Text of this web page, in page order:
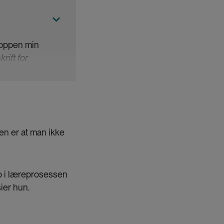
min
for
ved
i
med
gjennom den
er at man ikke
i læreprosessen
hun.